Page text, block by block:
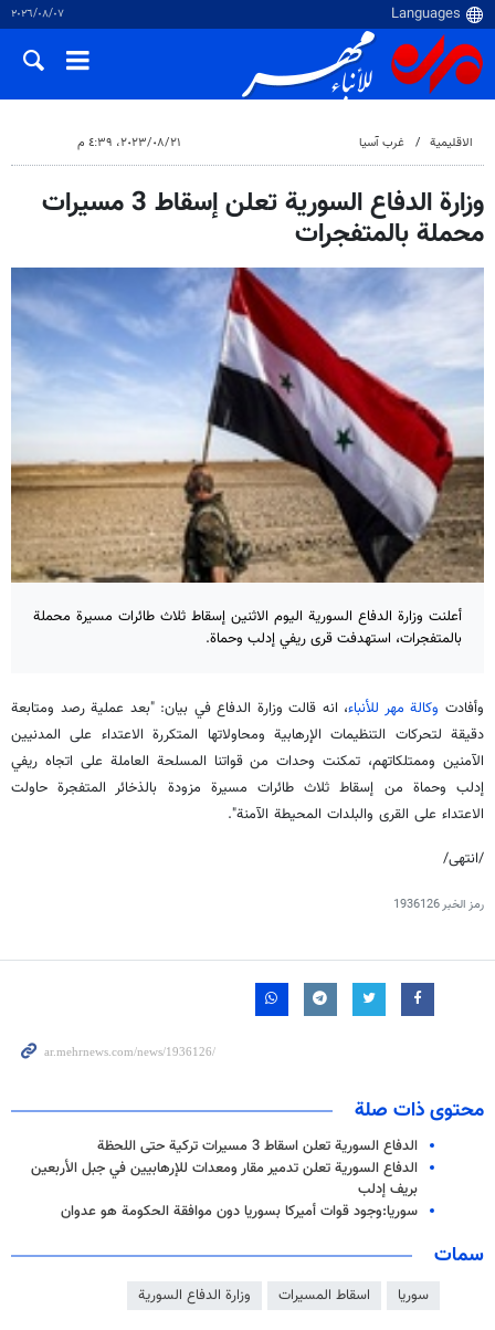
٠٧‏/٠٨‏/٢٠٢٦
الاقلیمیة غرب آسیا ٢١‏/٠٨‏/٢٠٢٣، ٤:٣٩ م
وزارة الدفاع السورية تعلن إسقاط 3 مسيرات
محملة بالمتفجرات
أعلنت وزارة الدفاع السورية اليوم الاثنين إسقاط ثلاث طائرات مسيرة محملة
بالمتفجرات، استهدفت قرى ريفي إدلب وحماة.
وأفادت وكالة مهر للأنباء، انه قالت وزارة الدفاع في بيان: "بعد عملية رصد ومتابعة
دقيقة لتحركات التنظيمات الإرهابية ومحاولاتها المتكررة الاعتداء على المدنيين
الآمنين وممتلكاتهم، تمكنت وحدات من قواتنا المسلحة العاملة على اتجاه ريفي
إدلب وحماة من إسقاط ثلاث طائرات مسيرة مزودة بالذخائر المتفجرة حاولت
الاعتداء على القرى والبلدات المحيطة الآمنة".
/انتهى/
رمز الخبر1936126
محتوى ذات صلة
الدفاع السورية تعلن اسقاط 3 مسيرات تركية حتى اللحظة
الدفاع السورية تعلن تدمير مقار ومعدات للإرهابيين في جبل الأربعين
بريف إدلب
سوريا:وجود قوات أميركا بسوريا دون موافقة الحكومة هو عدوان
سمات
سوريا اسقاط المسیرات وزارة الدفاع السورية